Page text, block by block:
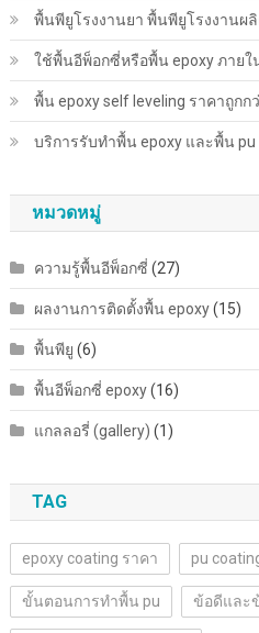
พื้นพียู​โรงงานยา พื้นพียู​โรงงานผ
ใช้พื้นอีพ็อกซี่หรือพื้น epoxy ภาย
พื้น epoxy self leveling ราคาถูกก
บริการรับทำพื้น epoxy และพื้น
หมวดหมู่
ความรู้พื้นอีพ็อกซี่ (27)
ผลงานการติดตั้งพื้น epoxy(15)
พื้นพียู (6)
พื้นอีพ็อกซี่ epoxy(16)
แกลลอรี่ (gallery) (1)
TAG
epoxy coating ราคา pu
ขั้นตอนการทำพื้น pu ข้อดีและ